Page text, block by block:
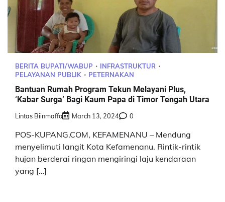
BERITA BUPATI/WABUP
INFRASTRUKTUR
PELAYANAN PUBLIK
PETERNAKAN
Bantuan Rumah Program Tekun Melayani Plus,
‘Kabar Surga’ Bagi Kaum Papa di Timor Tengah Utara
Lintas Biinmaffo March 13, 2024 0
POS-KUPANG.COM, KEFAMENANU – Mendung
menyelimuti langit Kota Kefamenanu. Rintik-rintik
hujan berderai ringan mengiringi laju kendaraan
yang […]